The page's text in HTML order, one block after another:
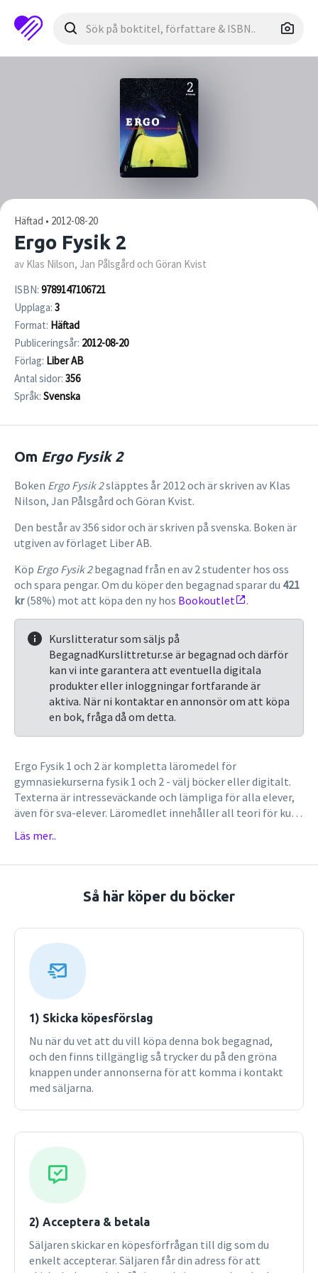
Häftad • 2012-08-20
Ergo Fysik 2
av Klas Nilson, Jan Pålsgård och Göran Kvist
ISBN: 9789147106721
Upplaga: 3
Format: Häftad
Publiceringsår: 2012-08-20
Förlag: Liber AB
Antal sidor: 356
Språk: Svenska
Om Ergo Fysik 2
Boken Ergo Fysik 2släpptes år 2012 och är skriven av Klas
Nilson, Jan Pålsgård och Göran Kvist.
Den består av 356 sidor och är skriven på svenska. Boken är
utgiven av förlaget Liber AB.
Köp Ergo Fysik 2begagnad från en av 2 studenter hos oss
och spara pengar. Om du köper den begagnad sparar du 421
kr(58%) mot att köpa den ny hos Bookoutlet .
Kurslitteratur som säljs på
BegagnadKurslittretur.se är begagnad och därför
kan vi inte garantera att eventuella digitala
produkter eller inloggningar fortfarande är
aktiva. När ni kontaktar en annonsör om att köpa
en bok, fråga då om detta.
Ergo Fysik 1 och 2 är kompletta läromedel för
gymnasiekurserna fysik 1 och 2 - välj böcker eller digitalt.
Texterna är intresseväckande och lämpliga för alla elever,
även för sva-elever. Läromedlet innehåller all teori för kurs
1 och 2 och har stor variation på nivåmärkta uppgifter som
Diskutera, Resonera, Uppskatta och Testa dig i fysik.
och där eleven kan göra laborationen helt utan tillgång till
material.Lärarmaterialet innehåller tips på upplägg och
merUtmärkande drag för läromedlet Ergo Fysik- Erfarna
författare med många års erfarenhet som fysiklärare på
gymnasiet- Gott om uppgifter för färdighetsträning-
Verklighetsnära uppgifter- Verklighetsbaserade exempel-
Förklarar så att eleverna förstår- Laborationer med bilder i
Kontrollfrågor i slutet av kapitlen Kursböckerna Ergo Fysik
1 och Ergo Fysik 2Ergo Fysik 1 och 2 är kompletta
kursböcker som ger eleverna goda förutsättningar för
fortsatta studier. Särskilda avsnitt behandlar modellering,
hypoteser, bearbetning, analys och matematiska metoder.
kontrollfrågorna finns i böckerna.Innehåll Ergo Fysik 1:
Fysikens värld / Fysikerns sätt att se / Rörelse / Newtons
lagar / Energi / Rörelsemängd / Termofysik / Klimat och
väder / Elektricitet / Atom- och kärnfysik / Relativitetsteori
och standardmodell.Innehåll Ergo Fysik 2: Mekaniska vågor
fält / Induktion / Astrofysik.Uppgifter i
kursböckernaUppgiftsdelen innehåller inte bara
Läs mer..
Så här köper du böcker
1) Skicka köpesförslag
Nu när du vet att du vill köpa denna bok begagnad,
och den finns tillgänglig så trycker du på den gröna
knappen under annonserna för att komma i kontakt
med säljarna.
2) Acceptera & betala
Säljaren skickar en köpesförfrågan till dig som du
enkelt accepterar. Säljaren får din adress för att